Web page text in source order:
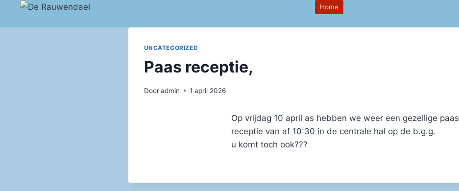
Doorgaan
Home
UNCATEGORIZED
Paas receptie,
Door admin 1 april 2026
Op vrijdag 10 april as hebben we weer een gezellige paas
receptie van af 10:30 in de centrale hal op de b.g.g.
u komt toch ook???